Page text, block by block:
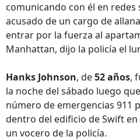
comunicando con él en
acusado de un cargo de
entrar por la fuerza al
Manhattan, dijo la policía el
Hanks Johnson, de52 años,
la noche del sábado luego
número de emergencias 911
dentro del edificio de Swift
un vocero de la policía.